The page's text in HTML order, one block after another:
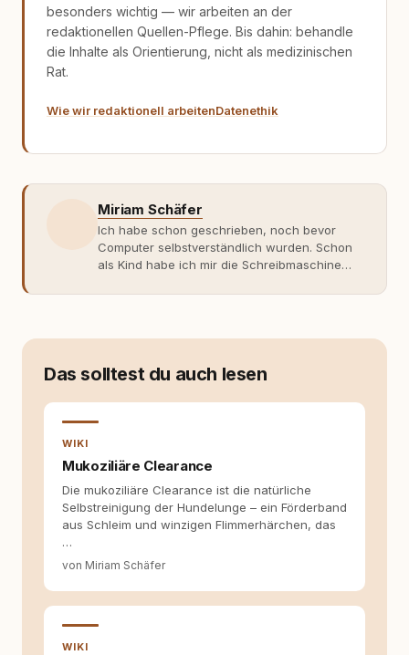
besonders wichtig — wir arbeiten an der
redaktionellen Quellen-Pflege. Bis dahin: behandle
die Inhalte als Orientierung, nicht als medizinischen
Rat.
Wie wir redaktionell arbeitenDatenethik
Miriam Schäfer
Ich habe schon geschrieben, noch bevor
Computer selbstverständlich wurden. Schon
als Kind habe ich mir die Schreibmaschine
getippt: Geschichten, Beobachtungen,
weniger guten Erfahrungen. Umso mehr hat
erlebt habe, wie verantwortungsvoll und
bewusst gute Hundehaltung funktionieren
als Content Managerin an vielen Stellen
beteiligt, an denen aus Ideen fertige Beiträge
werden. Ich recherchiere Themen, plane
Inhalte, schreibe Artikel, begleite Gastbeiträge
die Social-Media-Kanäle. Mein Blick richtet
Welche Themen sind relevant? Welche
Inhalte so aufbereiten, dass sie verständlich,
Das solltest du auch lesen
WIKI
Mukoziliäre Clearance
Die mukoziliäre Clearance ist die natürliche
Selbstreinigung der Hundelunge – ein Förderband
aus Schleim und winzigen Flimmerhärchen, das
…
von Miriam Schäfer
WIKI